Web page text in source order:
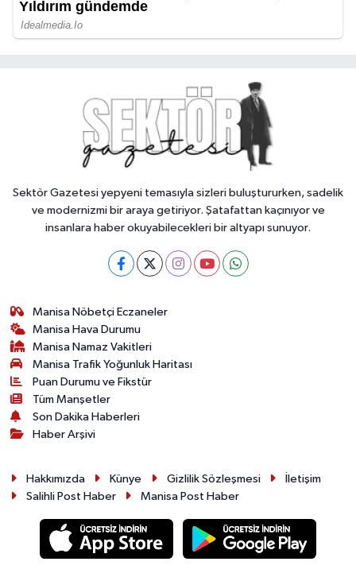
Sektör Gazetesi yepyeni temasıyla sizleri buluştururken, sadelik
ve modernizmi bir araya getiriyor. Şatafattan kaçınıyor ve
insanlara haber okuyabilecekleri bir altyapı sunuyor.
Manisa Nöbetçi Eczaneler
Manisa Hava Durumu
Manisa Namaz Vakitleri
Manisa Trafik Yoğunluk Haritası
Puan Durumu ve Fikstür
Tüm Manşetler
Son Dakika Haberleri
Haber Arşivi
Hakkımızda Künye Gizlilik Sözleşmesi
İletişim
Salihli Post Haber
Manisa Post Haber